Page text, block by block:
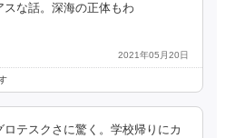
スな話。深海の正体もわ
2021年05月20日
テスクさに驚く。学校帰りにカ